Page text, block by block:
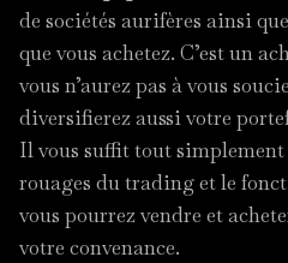
de sociétés aurifères ainsi
que vous achetez. C’est un
vous n’aurez pas à vous
diversifierez aussi votre
Il vous suffit tout
rouages du trading et le
vous pourrez vendre et
votre convenance.